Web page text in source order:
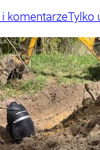
i komentarzeTylko